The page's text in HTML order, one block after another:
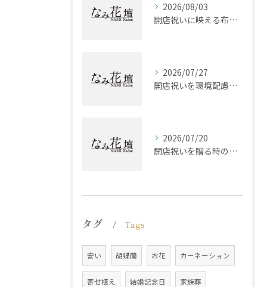
2026/08/03
開店祝いに映える布製品選びと兵庫県西宮市加古郡稲美町で贈る最適な組み合わせ方
2026/07/27
開店祝いを環境配慮で選ぶ現代志向ギフトとマナーの最新ガイド
2026/07/20
開店祝いを贈る時の視点と兵庫県西宮市神崎郡神河町で失敗しない選び方ガイド
タグ Tags
安い 胡蝶蘭 お花 カーネーション
寄せ植え 結婚記念日 家族葬